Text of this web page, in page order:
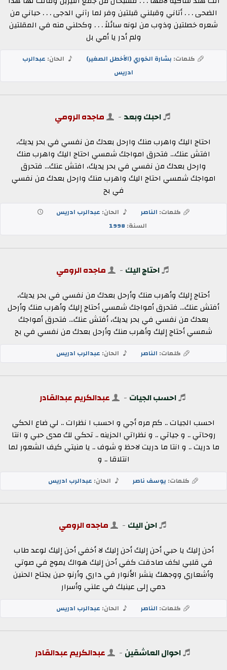
الضحى . . . أتاني وقبلني قبلتين وفر لما رآني الدجى . . . حباني من
شعره خصلتين وذوب من لونه سائلاً . . . وكحلني منه في المقلتين
ولم أدر يا أمي بل
كلمات: بشارة الخوري (الأخطل الصغير) الحان: عبدالرب
ادريس
احبك وبعد - ماجده الرومي
احتاج اليك واهرب منك وارحل بعدك من نفسي في بحر يديك،
افتش عنك... فتحرق امواجك شمسي احتاج اليك واهرب منك
وارحل بعدك من نفسي في بحر يديك، افتش عنك... فتحرق
امواجك شمسي احتاج اليك واهرب منك وارحل بعدك من نفسي
في بح
كلمات: الناصر الحان: عبدالرب ادريس
السنة:1998
احتاج اليك - ماجده الرومي
أحتاج إليك وأهرب منك وأرحل بعدك من نفسي في بحر يديك،
أفتش عنك... فتحرق أمواجك شمسي أحتاج إليك وأهرب منك وأرحل
بعدك من نفسي في بحر يديك، أفتش عنك... فتحرق أمواجك
شمسي أحتاج إليك وأهرب منك وأرحل بعدك من نفسي في بح
كلمات: الناصر الحان: عبدالرب ادريس
احسب الجيات - عبدالكريم عبدالقادر
احسب الجيات .. كم مره أجي و احسب ا نظرات .. لي ضاع الحكي
روحاتي .. و جياتي .. و نظراتي الحزينه .. تحكي لك مدى حبي و انتا
ما دريت .. و انتا ما دريت لاحظ و شوف .. يا منيتي كيف الشعور لما
انتلاقا .. و
كلمات: يوسف ناصر الحان: عبدالرب ادريس
احن اليك - ماجده الرومي
أحن إليك يا حبي أحن إليك أحن إليك لا أخفي أحن إليك لوعد طاب
في قلبي لكف صادقت كفي أحن إليك هواك يموج في صوتي
وأشعاري ووجهك ينشر الأنوار في داري وأرنو حين يجتاح الحنين
دمي إلى عينيك في علني وأسرار
كلمات: الناصر الحان: عبدالرب ادريس
احوال العاشقين - عبدالكريم عبدالقادر